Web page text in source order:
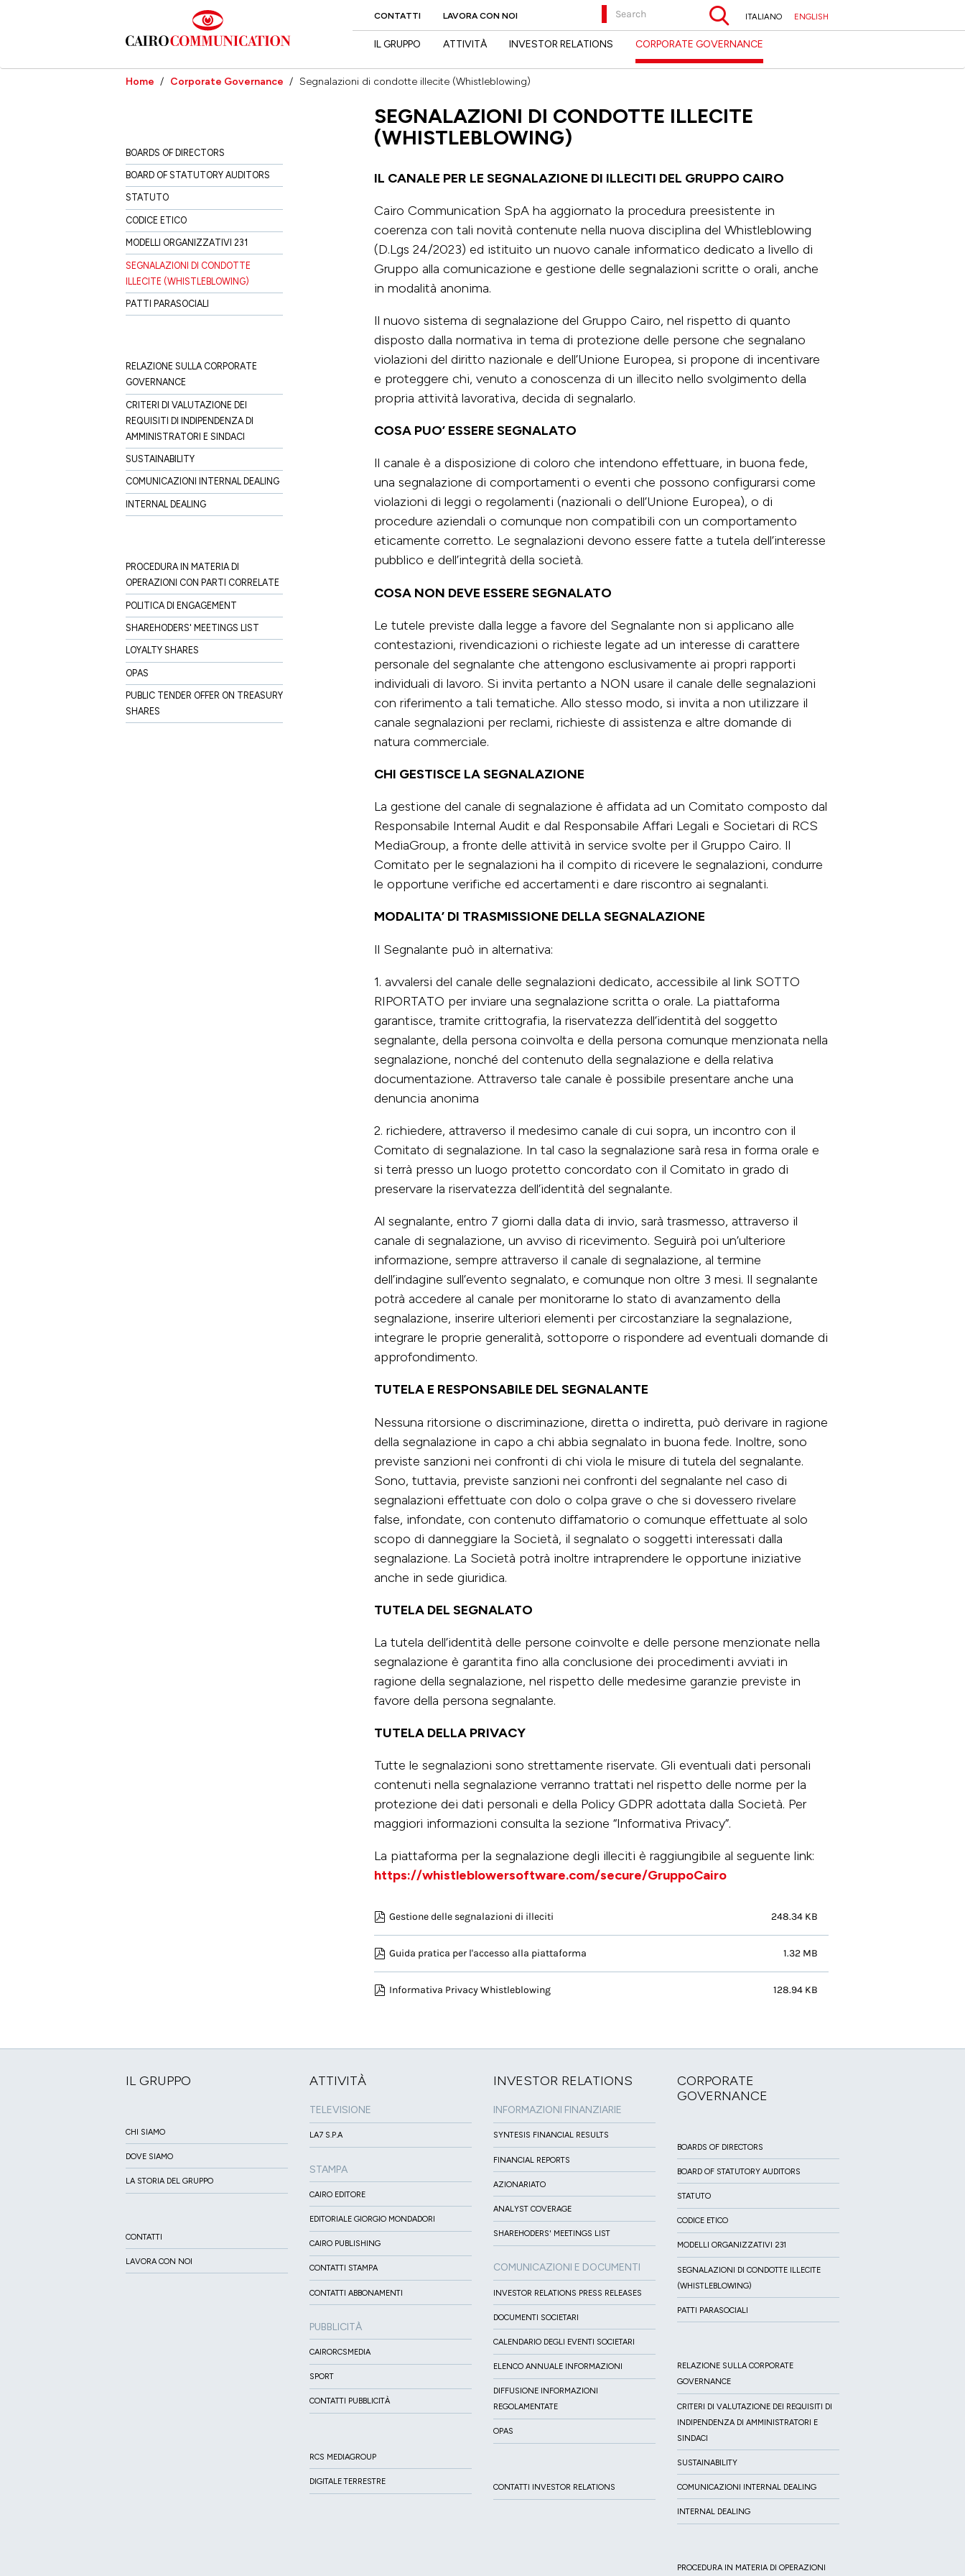
CONTATTI LAVORA CON NOI Search Search
ITALIANO ENGLISH
IL GRUPPO ATTIVITÀ INVESTOR RELATIONS CORPORATE GOVERNANCE
Home Corporate Governance Segnalazioni di condotte illecite (Whistleblowing)
BOARDS OF DIRECTORS
BOARD OF STATUTORY AUDITORS
STATUTO
CODICE ETICO
MODELLI ORGANIZZATIVI 231
SEGNALAZIONI DI CONDOTTE
ILLECITE (WHISTLEBLOWING)
PATTI PARASOCIALI
RELAZIONE SULLA CORPORATE
GOVERNANCE
CRITERI DI VALUTAZIONE DEI
REQUISITI DI INDIPENDENZA DI
AMMINISTRATORI E SINDACI
SUSTAINABILITY
COMUNICAZIONI INTERNAL DEALING
INTERNAL DEALING
PROCEDURA IN MATERIA DI
OPERAZIONI CON PARTI CORRELATE
POLITICA DI ENGAGEMENT
SHAREHODERS' MEETINGS LIST
LOYALTY SHARES
OPAS
PUBLIC TENDER OFFER ON TREASURY
SHARES
SEGNALAZIONI DI CONDOTTE ILLECITE
(WHISTLEBLOWING)
IL CANALE PER LE SEGNALAZIONE DI ILLECITI DEL GRUPPO CAIRO
Cairo Communication SpA ha aggiornato la procedura preesistente in
coerenza con tali novità contenute nella nuova disciplina del Whistleblowing
(D.Lgs 24/2023) ed istituito un nuovo canale informatico dedicato a livello di
Gruppo alla comunicazione e gestione delle segnalazioni scritte o orali, anche
in modalità anonima.
Il nuovo sistema di segnalazione del Gruppo Cairo, nel rispetto di quanto
disposto dalla normativa in tema di protezione delle persone che segnalano
violazioni del diritto nazionale e dell’Unione Europea, si propone di incentivare
e proteggere chi, venuto a conoscenza di un illecito nello svolgimento della
propria attività lavorativa, decida di segnalarlo.
COSA PUO’ ESSERE SEGNALATO
Il canale è a disposizione di coloro che intendono effettuare, in buona fede,
una segnalazione di comportamenti o eventi che possono configurarsi come
violazioni di leggi o regolamenti (nazionali o dell’Unione Europea), o di
procedure aziendali o comunque non compatibili con un comportamento
eticamente corretto. Le segnalazioni devono essere fatte a tutela dell’interesse
pubblico e dell’integrità della società.
COSA NON DEVE ESSERE SEGNALATO
Le tutele previste dalla legge a favore del Segnalante non si applicano alle
contestazioni, rivendicazioni o richieste legate ad un interesse di carattere
personale del segnalante che attengono esclusivamente ai propri rapporti
individuali di lavoro. Si invita pertanto a NON usare il canale delle segnalazioni
con riferimento a tali tematiche. Allo stesso modo, si invita a non utilizzare il
canale segnalazioni per reclami, richieste di assistenza e altre domande di
natura commerciale.
CHI GESTISCE LA SEGNALAZIONE
La gestione del canale di segnalazione è affidata ad un Comitato composto dal
Responsabile Internal Audit e dal Responsabile Affari Legali e Societari di RCS
MediaGroup, a fronte delle attività in service svolte per il Gruppo Cairo. Il
Comitato per le segnalazioni ha il compito di ricevere le segnalazioni, condurre
le opportune verifiche ed accertamenti e dare riscontro ai segnalanti.
MODALITA’ DI TRASMISSIONE DELLA SEGNALAZIONE
Il Segnalante può in alternativa:
1. avvalersi del canale delle segnalazioni dedicato, accessibile al link SOTTO
RIPORTATO per inviare una segnalazione scritta o orale. La piattaforma
garantisce, tramite crittografia, la riservatezza dell’identità del soggetto
segnalante, della persona coinvolta e della persona comunque menzionata nella
segnalazione, nonché del contenuto della segnalazione e della relativa
documentazione. Attraverso tale canale è possibile presentare anche una
denuncia anonima
2. richiedere, attraverso il medesimo canale di cui sopra, un incontro con il
Comitato di segnalazione. In tal caso la segnalazione sarà resa in forma orale e
si terrà presso un luogo protetto concordato con il Comitato in grado di
preservare la riservatezza dell’identità del segnalante.
Al segnalante, entro 7 giorni dalla data di invio, sarà trasmesso, attraverso il
canale di segnalazione, un avviso di ricevimento. Seguirà poi un’ulteriore
informazione, sempre attraverso il canale di segnalazione, al termine
dell’indagine sull’evento segnalato, e comunque non oltre 3 mesi. Il segnalante
potrà accedere al canale per monitorarne lo stato di avanzamento della
segnalazione, inserire ulteriori elementi per circostanziare la segnalazione,
integrare le proprie generalità, sottoporre o rispondere ad eventuali domande di
approfondimento.
TUTELA E RESPONSABILE DEL SEGNALANTE
Nessuna ritorsione o discriminazione, diretta o indiretta, può derivare in ragione
della segnalazione in capo a chi abbia segnalato in buona fede. Inoltre, sono
previste sanzioni nei confronti di chi viola le misure di tutela del segnalante.
Sono, tuttavia, previste sanzioni nei confronti del segnalante nel caso di
segnalazioni effettuate con dolo o colpa grave o che si dovessero rivelare
false, infondate, con contenuto diffamatorio o comunque effettuate al solo
scopo di danneggiare la Società, il segnalato o soggetti interessati dalla
segnalazione. La Società potrà inoltre intraprendere le opportune iniziative
anche in sede giuridica.
TUTELA DEL SEGNALATO
La tutela dell’identità delle persone coinvolte e delle persone menzionate nella
segnalazione è garantita fino alla conclusione dei procedimenti avviati in
ragione della segnalazione, nel rispetto delle medesime garanzie previste in
favore della persona segnalante.
TUTELA DELLA PRIVACY
Tutte le segnalazioni sono strettamente riservate. Gli eventuali dati personali
contenuti nella segnalazione verranno trattati nel rispetto delle norme per la
protezione dei dati personali e della Policy GDPR adottata dalla Società. Per
maggiori informazioni consulta la sezione “Informativa Privacy”.
La piattaforma per la segnalazione degli illeciti è raggiungibile al seguente link:
https://whistleblowersoftware.com/secure/GruppoCairo
Gestione delle segnalazioni di illeciti 248.34 KB
Guida pratica per l'accesso alla piattaforma 1.32 MB
Informativa Privacy Whistleblowing 128.94 KB
IL GRUPPO
CHI SIAMO
DOVE SIAMO
LA STORIA DEL GRUPPO
CONTATTI
LAVORA CON NOI
ATTIVITÀ
TELEVISIONE
LA7 S.P.A
STAMPA
CAIRO EDITORE
EDITORIALE GIORGIO MONDADORI
CAIRO PUBLISHING
CONTATTI STAMPA
CONTATTI ABBONAMENTI
PUBBLICITÀ
CAIRORCSMEDIA
SPORT
CONTATTI PUBBLICITÀ
RCS MEDIAGROUP
DIGITALE TERRESTRE
INVESTOR RELATIONS
INFORMAZIONI FINANZIARIE
SYNTESIS FINANCIAL RESULTS
FINANCIAL REPORTS
AZIONARIATO
ANALYST COVERAGE
SHAREHODERS' MEETINGS LIST
COMUNICAZIONI E DOCUMENTI
INVESTOR RELATIONS PRESS RELEASES
DOCUMENTI SOCIETARI
CALENDARIO DEGLI EVENTI SOCIETARI
ELENCO ANNUALE INFORMAZIONI
DIFFUSIONE INFORMAZIONI
REGOLAMENTATE
OPAS
CONTATTI INVESTOR RELATIONS
CORPORATE
GOVERNANCE
BOARDS OF DIRECTORS
BOARD OF STATUTORY AUDITORS
STATUTO
CODICE ETICO
MODELLI ORGANIZZATIVI 231
SEGNALAZIONI DI CONDOTTE ILLECITE
(WHISTLEBLOWING)
PATTI PARASOCIALI
RELAZIONE SULLA CORPORATE
GOVERNANCE
CRITERI DI VALUTAZIONE DEI REQUISITI DI
INDIPENDENZA DI AMMINISTRATORI E
SINDACI
SUSTAINABILITY
COMUNICAZIONI INTERNAL DEALING
INTERNAL DEALING
PROCEDURA IN MATERIA DI OPERAZIONI